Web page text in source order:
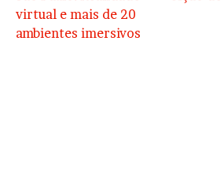
virtual e mais de 20
ambientes imersivos